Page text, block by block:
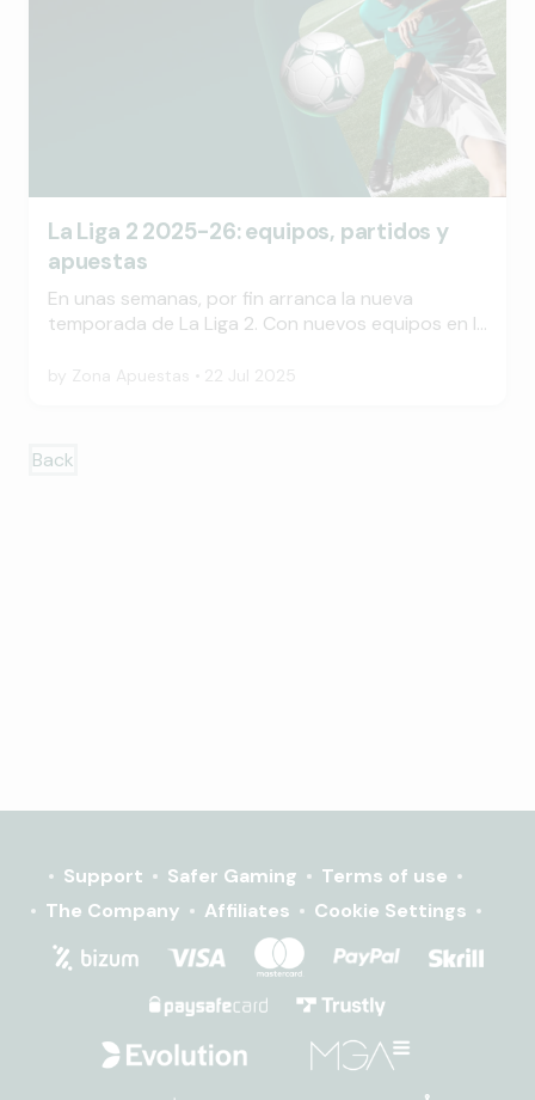
La Liga 2 2025-26: equipos, partidos y
apuestas
En unas semanas, por fin arranca la nueva
temporada de La Liga 2. Con nuevos equipos en la
de fútbol de primera clase que esperar. En este
la Segunda División.
by Zona Apuestas 22 Jul 2025
Back
Support Safer Gaming
Terms of use
The Company
Affiliates Cookie Settings